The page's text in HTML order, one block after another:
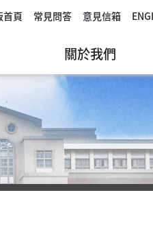
首頁 常見問答 意見信箱
關於我們